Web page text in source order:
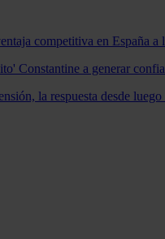
competitiva en España a
Constantine a generar
la respuesta desde